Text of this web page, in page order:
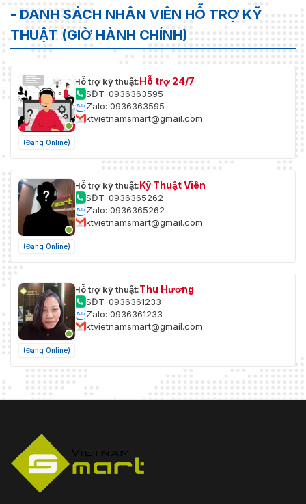
- DANH SÁCH NHÂN VIÊN HỖ TRỢ KỸ
THUẬT (GIỜ HÀNH CHÍNH)
(Đang Online)
Hỗ trợ kỹ thuật:Hỗ trợ 24/7
SĐT: 0936363595
Zalo: 0936363595
ktvietnamsmart@gmail.com
(Đang Online)
Hỗ trợ kỹ thuật:Kỹ Thuật Viên
SĐT: 0936365262
Zalo: 0936365262
ktvietnamsmart@gmail.com
(Đang Online)
Hỗ trợ kỹ thuật:Thu Hương
SĐT: 0936361233
Zalo: 0936361233
ktvietnamsmart@gmail.com